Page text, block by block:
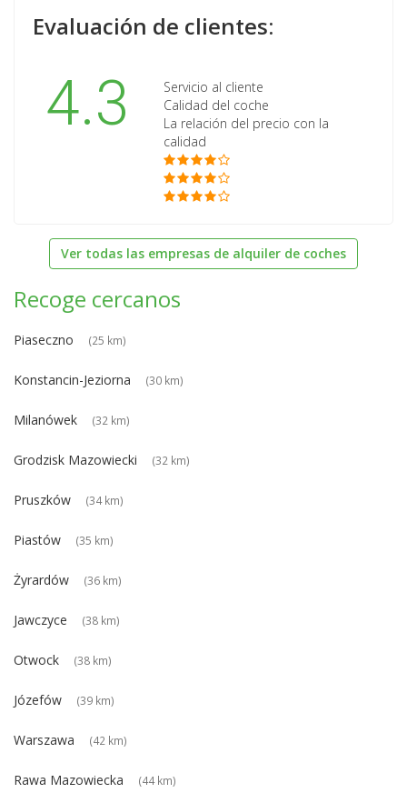
Evaluación de clientes:
4.3
Servicio al cliente
Calidad del coche
La relación del precio con la
calidad
Ver todas las empresas de alquiler de coches
Recoge cercanos
Piaseczno (25 km)
Konstancin-Jeziorna (30 km)
Milanówek (32 km)
Grodzisk Mazowiecki (32 km)
Pruszków (34 km)
Piastów (35 km)
Żyrardów (36 km)
Jawczyce (38 km)
Otwock (38 km)
Józefów (39 km)
Warszawa (42 km)
Rawa Mazowiecka (44 km)